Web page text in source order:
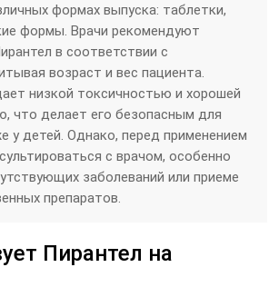
формах выпуска: таблетки,
формы. Врачи рекомендуют
в соответствии с
возраст и вес пациента.
низкой токсичностью и хорошей
что делает его безопасным для
у детей. Однако, перед применением
с врачом, особенно
заболеваний или приеме
препаратов.
Пирантел на